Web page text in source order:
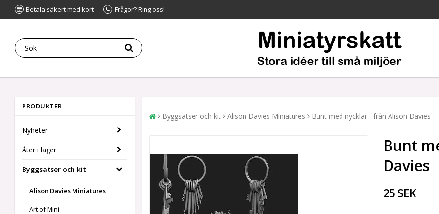
Betala säkert med kort Frågor? Ring oss!
PRODUKTER
Nyheter
Åter i lager
Byggsatser och kit
Alison Davies Miniatures
Art of Mini
Byggsatser och kit Alison Davies Miniatures Bunt med nycklar - från Alison Davies
Bunt
Davies
25 SEK